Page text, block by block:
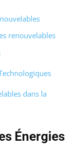
renouvelables
dans la
Énergies